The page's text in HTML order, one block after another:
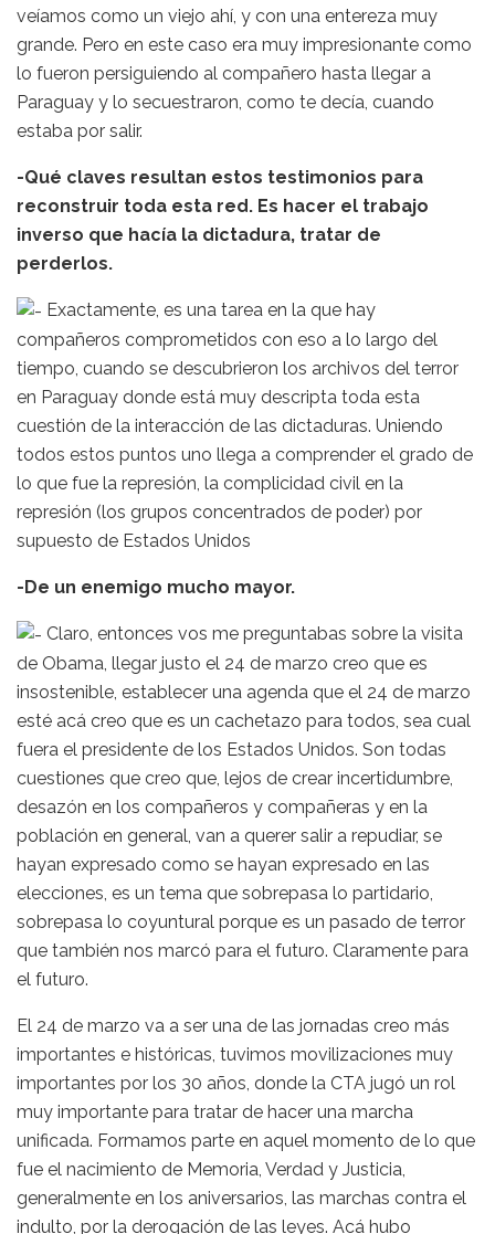
veíamos como un viejo ahí, y con una entereza muy
grande. Pero en este caso era muy impresionante como
lo fueron persiguiendo al compañero hasta llegar a
Paraguay y lo secuestraron, como te decía, cuando
estaba por salir.
-Qué claves resultan estos testimonios para
reconstruir toda esta red. Es hacer el trabajo
inverso que hacía la dictadura, tratar de
perderlos.
Exactamente, es una tarea en la que hay
compañeros comprometidos con eso a lo largo del
tiempo, cuando se descubrieron los archivos del terror
en Paraguay donde está muy descripta toda esta
cuestión de la interacción de las dictaduras. Uniendo
todos estos puntos uno llega a comprender el grado de
lo que fue la represión, la complicidad civil en la
represión (los grupos concentrados de poder) por
supuesto de Estados Unidos
-De un enemigo mucho mayor.
Claro, entonces vos me preguntabas sobre la visita
de Obama, llegar justo el 24 de marzo creo que es
insostenible, establecer una agenda que el 24 de marzo
esté acá creo que es un cachetazo para todos, sea cual
fuera el presidente de los Estados Unidos. Son todas
cuestiones que creo que, lejos de crear incertidumbre,
desazón en los compañeros y compañeras y en la
población en general, van a querer salir a repudiar, se
hayan expresado como se hayan expresado en las
elecciones, es un tema que sobrepasa lo partidario,
sobrepasa lo coyuntural porque es un pasado de terror
que también nos marcó para el futuro. Claramente para
el futuro.
El 24 de marzo va a ser una de las jornadas creo más
importantes e históricas, tuvimos movilizaciones muy
importantes por los 30 años, donde la CTA jugó un rol
muy importante para tratar de hacer una marcha
unificada. Formamos parte en aquel momento de lo que
fue el nacimiento de Memoria, Verdad y Justicia,
generalmente en los aniversarios, las marchas contra el
indulto, por la derogación de las leyes. Acá hubo